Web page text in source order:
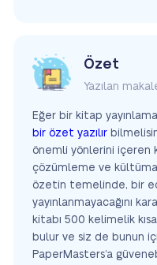
Özet
Yazılan
Eğer bir kitap
bir özet yazılır
önemli yönlerini içeren
çözümleme ve
özetin temelinde, bir
yayınlanmayacağını
kitabı 500 kelimelik
bulur ve siz de bunun
PaperMasters’a